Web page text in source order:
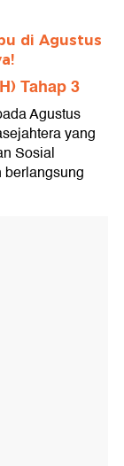
di Agustus
Tahap 3
Agustus
yang
Sosial